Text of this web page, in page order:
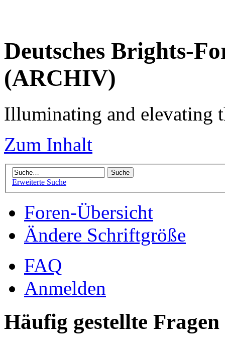
Deutsches Brights-
(ARCHIV)
Illuminating and elevating
Zum Inhalt
Erweiterte Suche
Foren-Übersicht
Ändere Schriftgröße
FAQ
Anmelden
Häufig gestellte Fragen